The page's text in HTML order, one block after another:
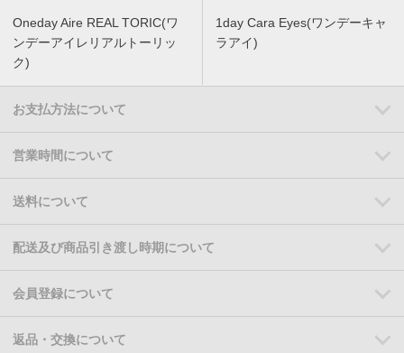
Oneday Aire REAL TORIC(ワ
ンデーアイレリアルトーリッ
ク)
1day Cara Eyes(ワンデーキャ
ラアイ)
お支払方法について
営業時間について
送料について
配送及び商品引き渡し時期について
会員登録について
返品・交換について